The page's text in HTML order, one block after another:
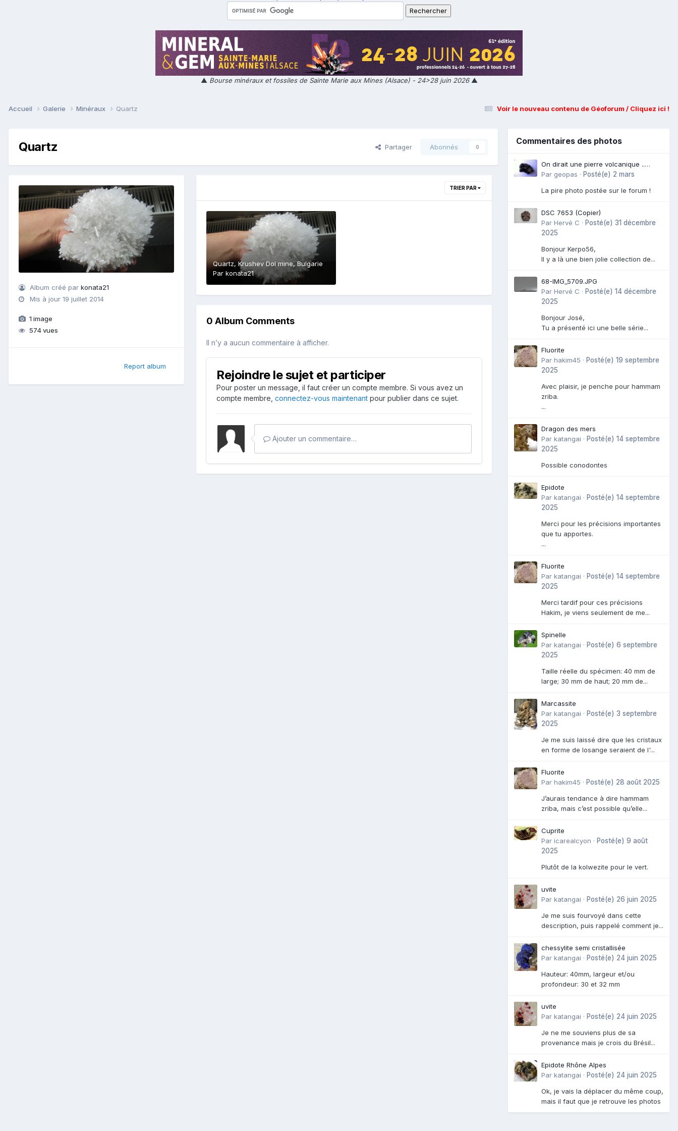
▲ Bourse minéraux et fossiles de Sainte Marie aux Mines (Alsace) - 24>28 juin 2026▲
Voir le nouveau contenu de Géoforum / Cliquez ici !
Accueil Galerie Minéraux Quartz
Quartz Partager Abonnés 0
Album créé parkonata21
Mis à jour19 juillet 2014
1 image
574 vues
Report album
TRIER PAR
Quartz, Krushev Dol mine, Bulgarie
Par konata21
0 Album Comments
Il n’y a aucun commentaire à afficher.
Rejoindre le sujet et participer
Pour poster un message, il faut créer un compte membre. Si vous avez un
compte membre, connectez-vous maintenant pour publier dans ce sujet.
Ajouter un commentaire…
Commentaires des photos
On dirait une pierre volcanique ..
Langogne- Rive de l\'Alli
Par geopas · Posté(e) 2 mars
La pire photo postée sur le forum !
DSC 7653 (Copier)
Par Hervé C · Posté(e) 31 décembre
2025
Bonjour Kerpo56,
Il y a là une bien jolie collection de...
68-IMG_5709.JPG
Par Hervé C · Posté(e) 14 décembre
2025
Bonjour José,
Tu a présenté ici une belle série...
Fluorite
Par hakim45 · Posté(e) 19 septembre
2025
Avec plaisir, je penche pour hammam
zriba.
...
Dragon des mers
Par katangai · Posté(e) 14 septembre
2025
Possible conodontes
Epidote
Par katangai · Posté(e) 14 septembre
2025
Merci pour les précisions importantes
que tu apportes.
...
Fluorite
Par katangai · Posté(e) 14 septembre
2025
Merci tardif pour ces précisions
Hakim, je viens seulement de me...
Spinelle
Par katangai · Posté(e) 6 septembre
2025
Taille réelle du spécimen: 40 mm de
large; 30 mm de haut; 20 mm de...
Marcassite
Par katangai · Posté(e) 3 septembre
2025
Je me suis laissé dire que les cristaux
en forme de losange seraient de l'...
Fluorite
Par hakim45 · Posté(e) 28 août 2025
J’aurais tendance à dire hammam
zriba, mais c’est possible qu’elle...
Cuprite
Par icarealcyon · Posté(e) 9 août
2025
Plutôt de la kolwezite pour le vert.
uvite
Par katangai · Posté(e) 26 juin 2025
Je me suis fourvoyé dans cette
description, puis rappelé comment je...
chessylite semi cristallisée
Par katangai · Posté(e) 24 juin 2025
Hauteur: 40mm, largeur et/ou
profondeur: 30 et 32 mm
uvite
Par katangai · Posté(e) 24 juin 2025
Je ne me souviens plus de sa
provenance mais je crois du Brésil...
Epidote Rhône Alpes
Par katangai · Posté(e) 24 juin 2025
Ok, je vais la déplacer du même coup,
mais il faut que je retrouve les photos